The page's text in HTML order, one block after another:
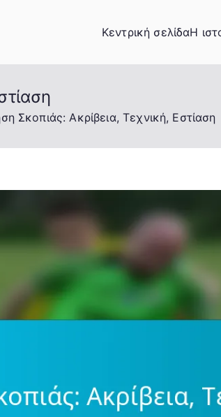
Κεντρική σελίδαΗ
Σκοπιάς: Ακρίβεια, Τεχνική, Εστίαση